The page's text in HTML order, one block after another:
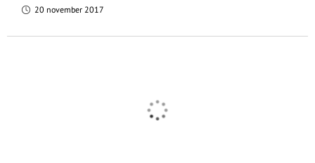
20 november 2017